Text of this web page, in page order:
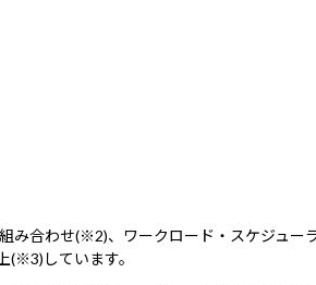
合わせ(※2)、ワークロード・スケジュー
(※3)しています。